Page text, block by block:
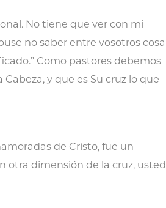
No tiene que ver con mi
no saber entre vosotros cosa
Como pastores debemos
y que es Su cruz lo que
de Cristo, fue un
otra dimensión de la cruz, usted